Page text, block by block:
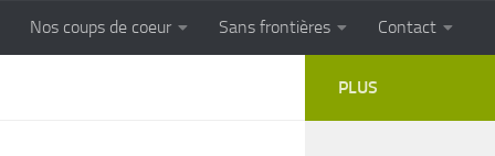
Cuisine populaire des terroirs
Nos coups de coeur Sans frontières Contact
PLUS